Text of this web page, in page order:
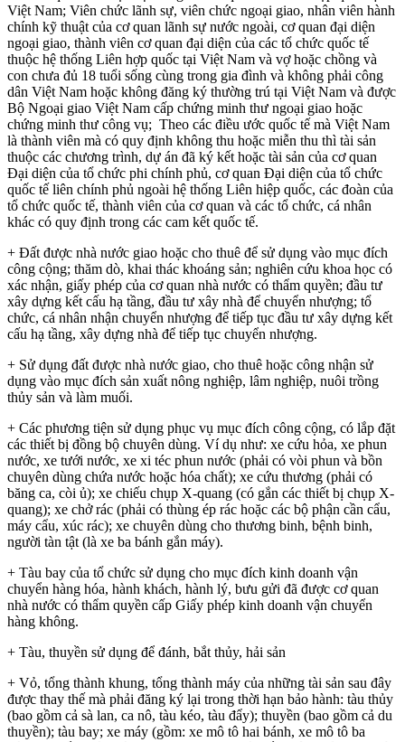
Việt Nam; Viên chức lãnh sự, viên chức ngoại giao, nhân viên hành
chính kỹ thuật của cơ quan lãnh sự nước ngoài, cơ quan đại diện
ngoại giao, thành viên cơ quan đại diện của các tổ chức quốc tế
thuộc hệ thống Liên hợp quốc tại Việt Nam và vợ hoặc chồng và
con chưa đủ 18 tuổi sống cùng trong gia đình và không phải công
dân Việt Nam hoặc không đăng ký thường trú tại Việt Nam và được
Bộ Ngoại giao Việt Nam cấp chứng minh thư ngoại giao hoặc
chứng minh thư công vụ; Theo các điều ước quốc tế mà Việt Nam
là thành viên mà có quy định không thu hoặc miễn thu thì tài sản
thuộc các chương trình, dự án đã ký kết hoặc tài sản của cơ quan
Đại diện của tổ chức phi chính phủ, cơ quan Đại diện của tổ chức
quốc tế liên chính phủ ngoài hệ thống Liên hiệp quốc, các đoàn của
tổ chức quốc tế, thành viên của cơ quan và các tổ chức, cá nhân
khác có quy định trong các cam kết quốc tế.
+ Đất được nhà nước giao hoặc cho thuê để sử dụng vào mục đích
công cộng; thăm dò, khai thác khoáng sản; nghiên cứu khoa học có
xác nhận, giấy phép của cơ quan nhà nước có thẩm quyền; đầu tư
xây dựng kết cấu hạ tầng, đầu tư xây nhà để chuyển nhượng; tổ
chức, cá nhân nhận chuyển nhượng để tiếp tục đầu tư xây dựng kết
cấu hạ tầng, xây dựng nhà để tiếp tục chuyển nhượng.
+ Sử dụng đất được nhà nước giao, cho thuê hoặc công nhận sử
dụng vào mục đích sản xuất nông nghiệp, lâm nghiệp, nuôi trồng
thủy sản và làm muối.
+ Các phương tiện sử dụng phục vụ mục đích công cộng, có lắp đặt
các thiết bị đồng bộ chuyên dùng. Ví dụ như: xe cứu hỏa, xe phun
nước, xe tưới nước, xe xi téc phun nước (phải có vòi phun và bồn
chuyên dùng chứa nước hoặc hóa chất); xe cứu thương (phải có
băng ca, còi ủ); xe chiếu chụp X-quang (có gắn các thiết bị chụp X-
quang); xe chở rác (phải có thùng ép rác hoặc các bộ phận cần cẩu,
máy cẩu, xúc rác); xe chuyên dùng cho thương binh, bệnh binh,
người tàn tật (là xe ba bánh gắn máy).
+ Tàu bay của tổ chức sử dụng cho mục đích kinh doanh vận
chuyển hàng hóa, hành khách, hành lý, bưu gửi đã được cơ quan
nhà nước có thẩm quyền cấp Giấy phép kinh doanh vận chuyển
hàng không.
+ Tàu, thuyền sử dụng để đánh, bắt thủy, hải sản
+ Vỏ, tổng thành khung, tổng thành máy của những tài sản sau đây
được thay thế mà phải đăng ký lại trong thời hạn bảo hành: tàu thủy
(bao gồm cả sà lan, ca nô, tàu kéo, tàu đẩy); thuyền (bao gồm cả du
thuyền); tàu bay; xe máy (gồm: xe mô tô hai bánh, xe mô tô ba